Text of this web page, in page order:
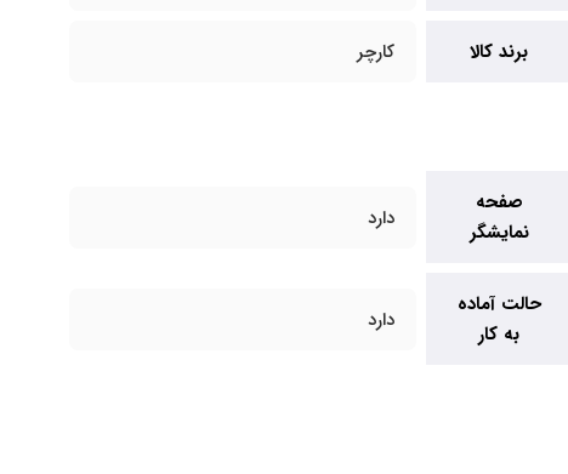
برند کالا کارچر
صفحه
نمایشگر
دارد
حالت آماده
به کار
دارد